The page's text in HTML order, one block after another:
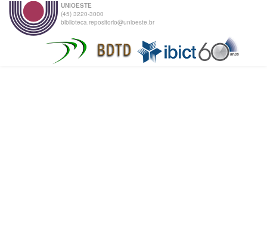
UNIOESTE
(45) 3220-3000
biblioteca.repositorio@unioeste.br